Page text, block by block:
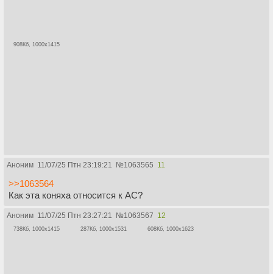
908Кб, 1000x1415
Аноним 11/07/25 Птн 23:19:21 №1063565 11
>>1063564
Как эта коняха относится к АС?
Аноним 11/07/25 Птн 23:27:21 №1063567 12
738Кб, 1000x1415 287Кб, 1000x1531 608Кб, 1000x1623